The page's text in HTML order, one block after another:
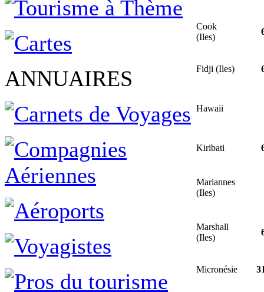
ANNUAIRES
Cook
(Iles)
Fidji (Iles)
Hawaii
Kiribati
Mariannes
(Iles)
Marshall
(Iles)
Micronésie